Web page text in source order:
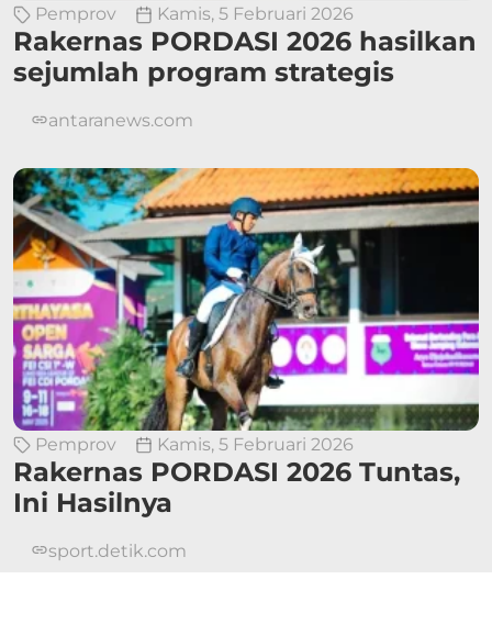
Pemprov Kamis, 5 Februari 2026
Rakernas PORDASI 2026 hasilkan
sejumlah program strategis
antaranews.com
Pemprov Kamis, 5 Februari 2026
Rakernas PORDASI 2026 Tuntas,
Ini Hasilnya
sport.detik.com